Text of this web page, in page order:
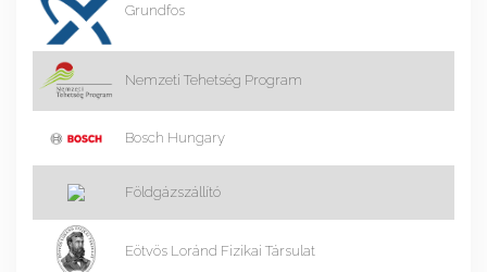
Grundfos
Nemzeti Tehetség Program
Bosch Hungary
Földgázszállító
Eötvös Loránd Fizikai Társulat